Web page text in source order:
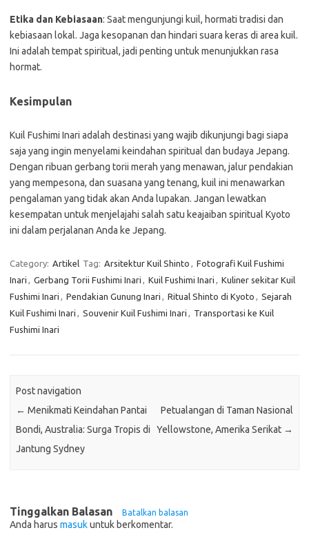
Etika dan Kebiasaan: Saat mengunjungi kuil, hormati tradisi dan
kebiasaan lokal. Jaga kesopanan dan hindari suara keras di area kuil.
Ini adalah tempat spiritual, jadi penting untuk menunjukkan rasa
hormat.
Kesimpulan
Kuil Fushimi Inari adalah destinasi yang wajib dikunjungi bagi siapa
saja yang ingin menyelami keindahan spiritual dan budaya Jepang.
Dengan ribuan gerbang torii merah yang menawan, jalur pendakian
yang mempesona, dan suasana yang tenang, kuil ini menawarkan
pengalaman yang tidak akan Anda lupakan. Jangan lewatkan
kesempatan untuk menjelajahi salah satu keajaiban spiritual Kyoto
ini dalam perjalanan Anda ke Jepang.
Category: Artikel Tag: Arsitektur Kuil Shinto , Fotografi Kuil Fushimi
Inari , Gerbang Torii Fushimi Inari , Kuil Fushimi Inari , Kuliner sekitar Kuil
Fushimi Inari , Pendakian Gunung Inari , Ritual Shinto di Kyoto , Sejarah
Kuil Fushimi Inari , Souvenir Kuil Fushimi Inari , Transportasi ke Kuil
Fushimi Inari
Post navigation
← Menikmati Keindahan Pantai
Bondi, Australia: Surga Tropis di
Jantung Sydney
Petualangan di Taman Nasional
Yellowstone, Amerika Serikat →
Tinggalkan Balasan Batalkan balasan
Anda harus masukuntuk berkomentar.